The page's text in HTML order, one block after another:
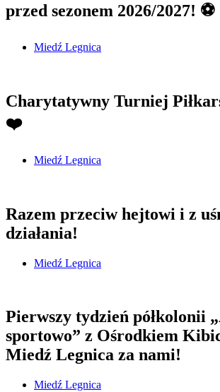
przed sezonem 2026/2027! ⚽
Miedź Legnica
Charytatywny Turniej
❤️
Miedź Legnica
Razem przeciw hejtowi i z
działania!
Miedź Legnica
Pierwszy tydzień półkolonii
sportowo” z Ośrodkiem
Miedź Legnica za nami!
Miedź Legnica